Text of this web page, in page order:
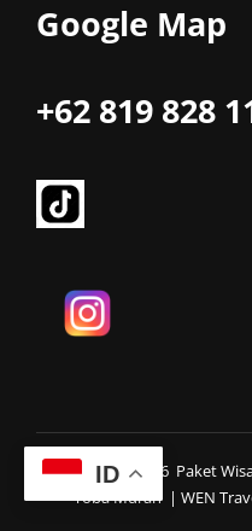
Google Map
+62 819 828
Copyright © 2026 Paket
Toba Murah | WEN
ID